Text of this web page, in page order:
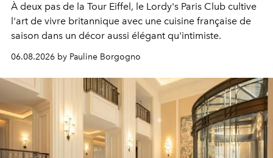
À deux pas de la Tour Eiffel, le Lordy's Paris Club cultive
l'art de vivre britannique avec une cuisine française de
saison dans un décor aussi élégant qu'intimiste.
06.08.2026 by Pauline Borgogno